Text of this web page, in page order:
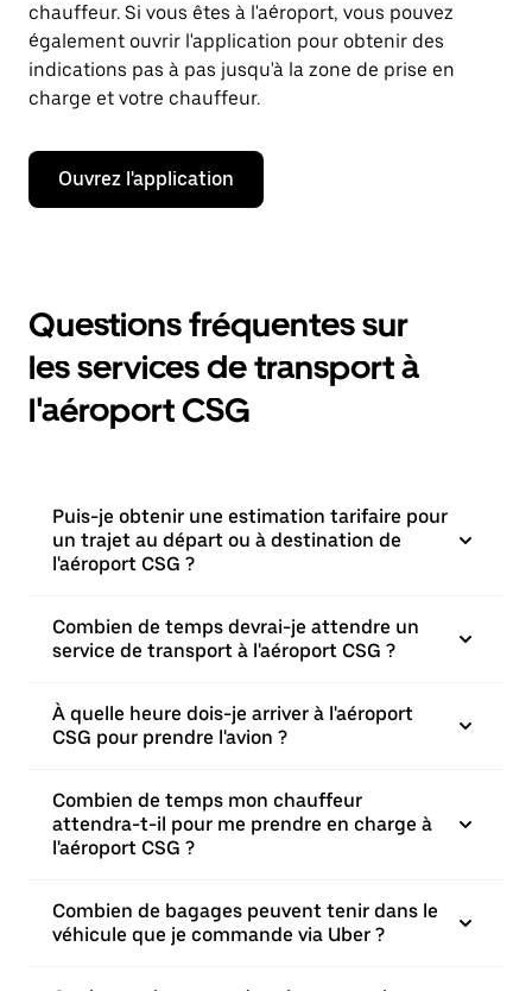
chauffeur. Si vous êtes à l'aéroport, vous pouvez
également ouvrir l'application pour obtenir des
indications pas à pas jusqu'à la zone de prise en
charge et votre chauffeur.
Ouvrez l'application
Questions fréquentes sur
les services de transport à
l'aéroport CSG
Puis-je obtenir une estimation tarifaire pour
un trajet au départ ou à destination de
l'aéroport CSG ?
Combien de temps devrai-je attendre un
service de transport à l'aéroport CSG ?
À quelle heure dois-je arriver à l'aéroport
CSG pour prendre l'avion ?
Combien de temps mon chauffeur
attendra-t-il pour me prendre en charge à
l'aéroport CSG ?
Combien de bagages peuvent tenir dans le
véhicule que je commande via Uber ?